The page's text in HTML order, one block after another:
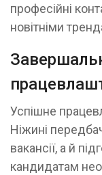
професійні
новітніми
Успішне
Ніжині
вакансії, а й
кандидатам